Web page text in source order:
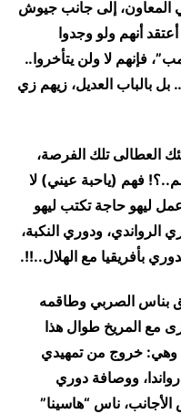
المعاون، إلى جانب جيوش
أنهم ولو وجدوا
فإنهم لا ولن يتأخروا..
بل بالباب العديل، زيهم زي
العطالى تلك الفرصة،
فهم (ياحبة عيني) لا
ليهو حاجة تكتب ليهو
الرواندي، ودوري النكبة،
بأفريقيا مع الهلال..!!.
بناس الصربي وطاقمه
مع المريخ طوال هذا
وهي: خروج من تمهيدي
ووصافة دوري
ناس “هاسينا”